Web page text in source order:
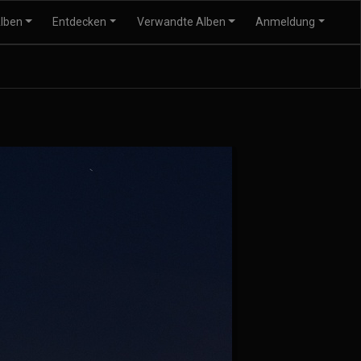
Entdecken Verwandte Alben Anmeldung